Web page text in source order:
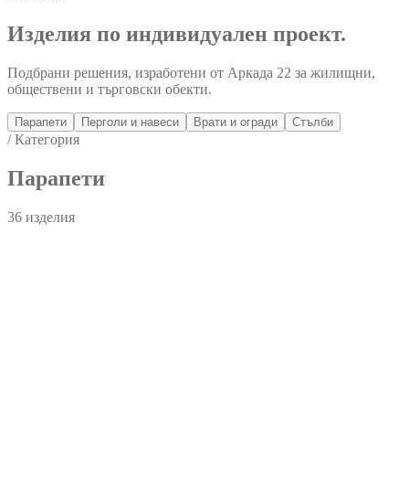
Изделия по индивидуален проект.
Подбрани решения, изработени от Аркада 22 за жилищни,
обществени и търговски обекти.
Парапети Перголи и навеси Врати и огради Стълби
/ Категория
Парапети
36 изделия